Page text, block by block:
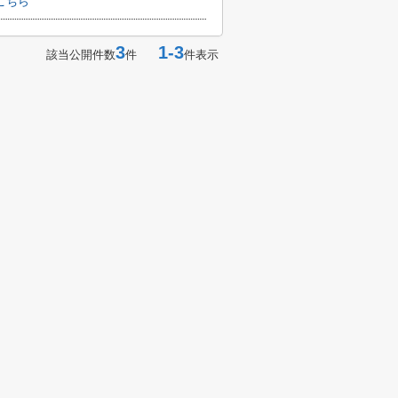
該当公開件数3件 1-3件表示